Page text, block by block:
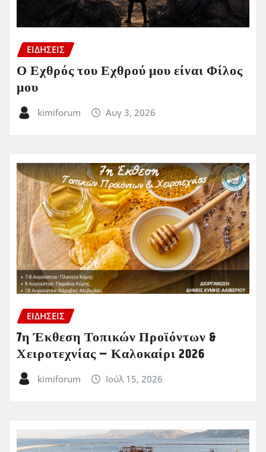
ΕΙΔΗΣΕΙΣ
Ο Εχθρός του Εχθρού μου είναι Φίλος
μου
kimiforum Αυγ 3, 2026
ΕΙΔΗΣΕΙΣ
7η Έκθεση Τοπικών Προϊόντων &
Χειροτεχνίας – Καλοκαίρι 2026
kimiforum Ιούλ 15, 2026